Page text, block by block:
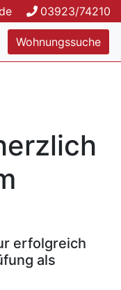
03923/74210
Wohnungssuche
erfolgreich
als